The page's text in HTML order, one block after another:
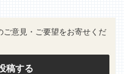
意見・ご要望をお寄せくだ
稿する